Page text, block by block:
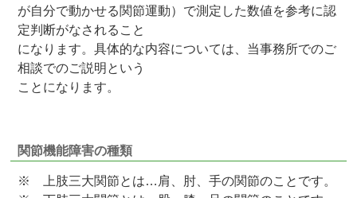
が自分で動かせる関節運動）で測定した数値を参考に認
定判断がなされること
になります。具体的な内容については、当事務所でのご
相談でのご説明という
ことになります。
関節機能障害の種類
※ 上肢三大関節とは…肩、肘、手の関節のことです。